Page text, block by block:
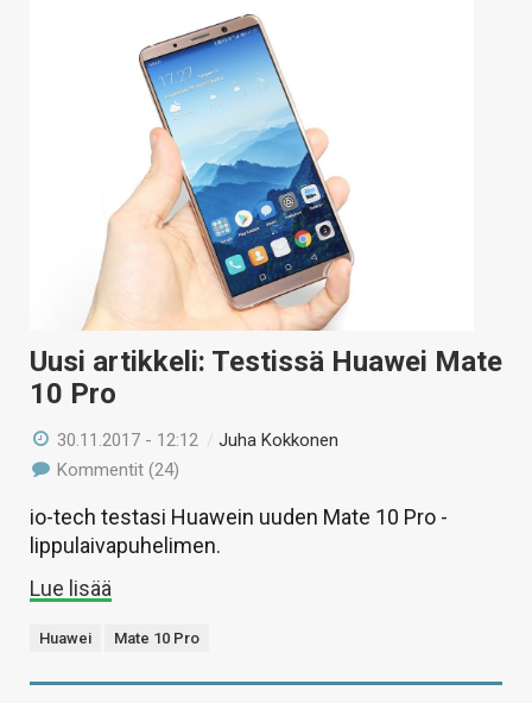
Uusi artikkeli: Testissä Huawei Mate
10 Pro
30.11.2017 - 12:12 /Juha Kokkonen
Kommentit (24)
io-tech testasi Huawein uuden Mate 10 Pro -
lippulaivapuhelimen.
Lue lisää
Huawei Mate 10 Pro